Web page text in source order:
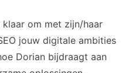
om met zijn/haar
jouw digitale ambities
Dorian bijdraagt aan